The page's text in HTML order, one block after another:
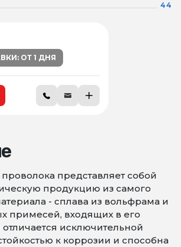
44
ОТ 1 ДНЯ
представляет собой
продукцию из самого
- сплава из вольфрама и
примесей, входящих в его
отличается исключительной
к коррозии и способна